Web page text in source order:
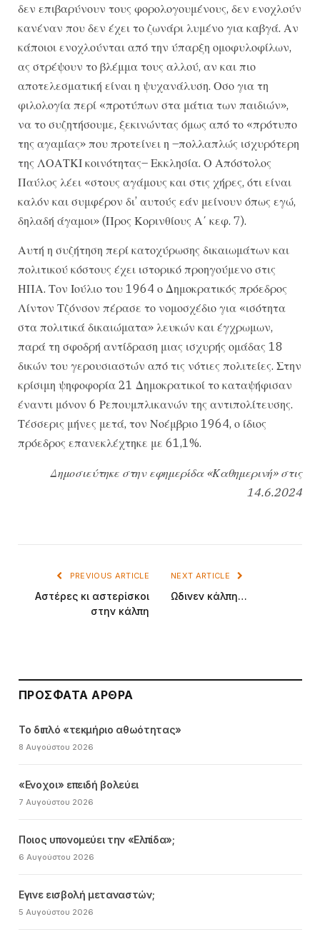
δεν επιβαρύνουν τους φορολογουμένους, δεν ενοχλούν
κανέναν που δεν έχει το ζωνάρι λυμένο για καβγά. Αν
κάποιοι ενοχλούνται από την ύπαρξη ομοφυλοφίλων,
ας στρέψουν το βλέμμα τους αλλού, αν και πιο
αποτελεσματική είναι η ψυχανάλυση. Οσο για τη
φιλολογία περί «προτύπων στα μάτια των παιδιών»,
να το συζητήσουμε, ξεκινώντας όμως από το «πρότυπο
της αγαμίας» που προτείνει η –πολλαπλώς ισχυρότερη
της ΛΟΑΤΚΙ κοινότητας– Εκκλησία. Ο Απόστολος
Παύλος λέει «στους αγάμους και στις χήρες, ότι είναι
καλόν και συμφέρον δι’ αυτούς εάν μείνουν όπως εγώ,
δηλαδή άγαμοι» (Προς Κορινθίους Α΄ κεφ. 7).
Αυτή η συζήτηση περί κατοχύρωσης δικαιωμάτων και
πολιτικού κόστους έχει ιστορικό προηγούμενο στις
ΗΠΑ. Τον Ιούλιο του 1964 ο Δημοκρατικός πρόεδρος
Λίντον Τζόνσον πέρασε το νομοσχέδιο για «ισότητα
στα πολιτικά δικαιώματα» λευκών και έγχρωμων,
παρά τη σφοδρή αντίδραση μιας ισχυρής ομάδας 18
δικών του γερουσιαστών από τις νότιες πολιτείες. Στην
κρίσιμη ψηφοφορία 21 Δημοκρατικοί το καταψήφισαν
έναντι μόνον 6 Ρεπουμπλικανών της αντιπολίτευσης.
Τέσσερις μήνες μετά, τον Νοέμβριο 1964, ο ίδιος
πρόεδρος επανεκλέχτηκε με 61,1%.
Δημοσιεύτηκε στην εφημερίδα «Καθημερινή» στις
14.6.2024
PREVIOUS ARTICLE
Αστέρες κι αστερίσκοι
στην κάλπη
NEXT ARTICLE
Ωδινεν κάλπη…
ΠΡΌΣΦΑΤΑ ΆΡΘΡΑ
Το διπλό «τεκμήριο αθωότητας»
8 Αυγούστου 2026
«Ενοχοι» επειδή βολεύει
7 Αυγούστου 2026
Ποιος υπονομεύει την «Ελπίδα»;
6 Αυγούστου 2026
Εγινε εισβολή μεταναστών;
5 Αυγούστου 2026